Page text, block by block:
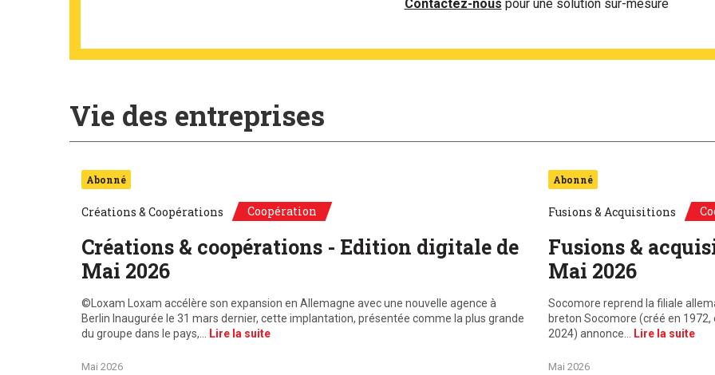
Contactez-nous pour une solution sur-mesure
Vie des entreprises
Abonné
Créations & Coopérations Coopération
Créations & coopérations - Edition digitale de
Mai 2026
©Loxam Loxam accélère son expansion en Allemagne avec une nouvelle agence à
Berlin Inaugurée le 31 mars dernier, cette implantation, présentée comme la plus grande
du groupe dans le pays,…
Lire la suite
Mai 2026
Abonné
Fusions & Acquisitions
Fusions &
Mai 2026
Socomore reprend la filiale
breton Socomore (créé en
2024) annonce…
Lire la suite
Mai 2026